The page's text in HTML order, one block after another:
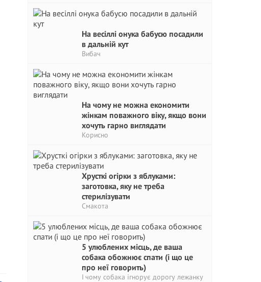
На весіллі онука бабусю посадили
в дальній кут
Вибач
На чому не можна економити
жінкам поважного віку, якщо вони
хочуть гарно виглядати
Корисно
Хрусткі огірки з яблуками:
заготовка, яку не треба
стерилізувати
Смакота
5 улюблених місць, де ваша
собака обожнює спати (і що це
про неї говорить)
І чому собака ігнорує дорогу лежанку